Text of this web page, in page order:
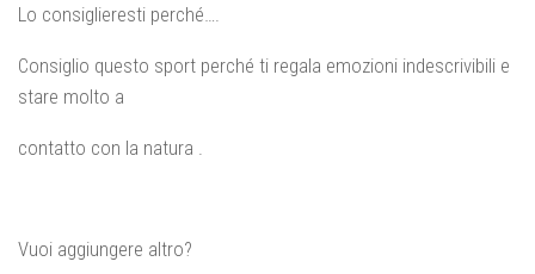
Lo consiglieresti perché….
Consiglio questo sport perché ti regala emozioni indescrivibili e
stare molto a
contatto con la natura .
Vuoi aggiungere altro?